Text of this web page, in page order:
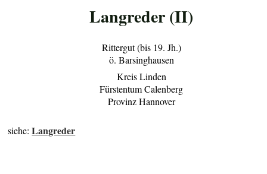
Langreder (II)
Rittergut (bis 19. Jh.)
ö. Barsinghausen
Kreis Linden
Fürstentum Calenberg
Provinz Hannover
siehe:Langreder